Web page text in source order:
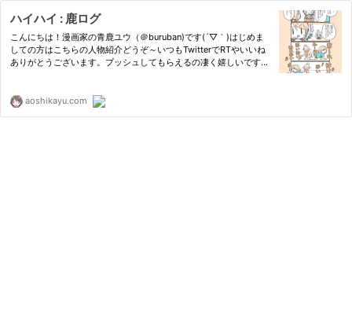
ハイハイ : 鹿ログ
こんにちは！漫画家の青鹿ユウ（＠buruban)です(´▽｀)はじめま
しての方はこちらの人物紹介どうぞ～いつもTwitterでRTやいいね
ありがとうございます。プッシュしてもらえるの凄く嬉しいです
aoshikayu.com